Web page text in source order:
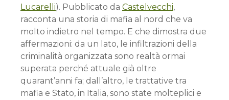
Lucarelli). Pubblicato da Castelvecchi,
racconta una storia di mafia al nord che va
molto indietro nel tempo. E che dimostra due
affermazioni: da un lato, le infiltrazioni della
criminalità organizzata sono realtà ormai
superata perché attuale già oltre
quarant’anni fa; dall’altro, le trattative tra
mafia e Stato, in Italia, sono state molteplici e